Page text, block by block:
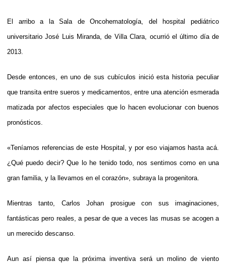
El arribo a la Sala de Oncohematología, del hospital pediátrico
universitario José Luis Miranda, de Villa Clara, ocurrió el último día de
2013.
Desde entonces, en uno de sus cubículos inició esta historia peculiar
que transita entre sueros y medicamentos, entre una atención esmerada
matizada por afectos especiales que lo hacen evolucionar con buenos
pronósticos.
«Teníamos referencias de este Hospital, y por eso viajamos hasta acá.
¿Qué puedo decir? Que lo he tenido todo, nos sentimos como en una
gran familia, y la llevamos en el corazón», subraya la progenitora.
Mientras tanto, Carlos Johan prosigue con sus imaginaciones,
fantásticas pero reales, a pesar de que a veces las musas se acogen a
un merecido descanso.
Aun así piensa que la próxima inventiva será un molino de viento